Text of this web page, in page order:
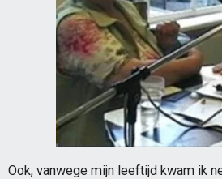
Ook, vanwege mijn leeftijd kwam ik